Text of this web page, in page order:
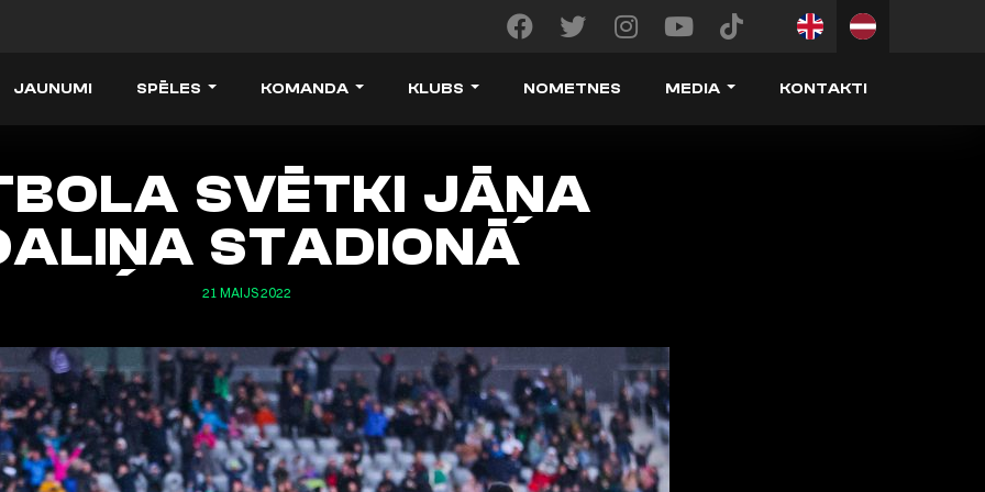
JAUNUMI SPĒLES KOMANDA KLUBS NOMETNES MEDIA KONTAKTI
SVĒTKI JĀŅA
STADIONĀ
21 MAIJS 2022